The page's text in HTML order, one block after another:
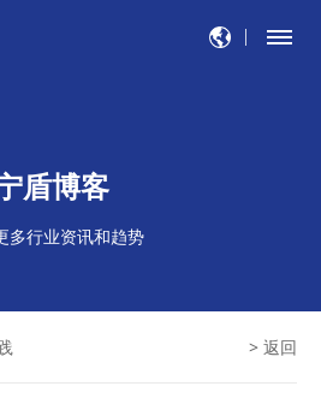
盾博客
多行业资讯和趋势
> 返回